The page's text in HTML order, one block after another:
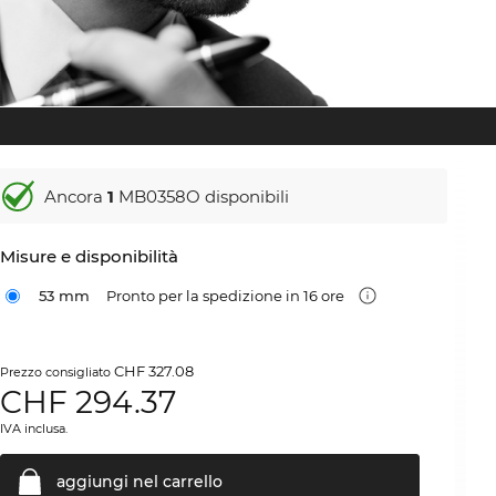
Ancora1 MB0358O disponibili
Misure e disponibilità
53 mm Pronto per la spedizione in 16 ore
Prezzo consigliatoCHF 327.08
CHF294.37
IVA inclusa.
aggiungi nel carrello